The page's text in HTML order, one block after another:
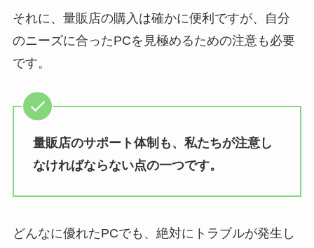
それに、量販店の購入は確かに便利ですが、自分
のニーズに合ったPCを見極めるための注意も必要
です。
量販店のサポート体制も、私たちが注意し
なければならない点の一つです。
どんなに優れたPCでも、絶対にトラブルが発生し